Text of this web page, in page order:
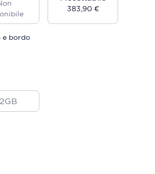
383,90 €
e bordo